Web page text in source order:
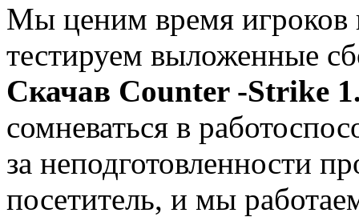
Мы ценим время
тестируем выложенные
Скачав Counter -Strike
сомневаться в
за неподготовленности
посетитель, и мы